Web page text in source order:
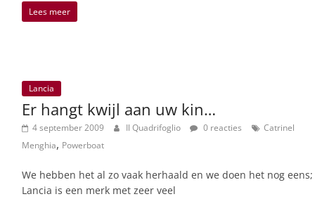
Lees meer
Lancia
Er hangt kwijl aan uw kin…
4 september 2009 Il Quadrifoglio 0 reacties
Catrinel
Menghia, Powerboat
We hebben het al zo vaak herhaald en we doen het nog eens;
Lancia is een merk met zeer veel